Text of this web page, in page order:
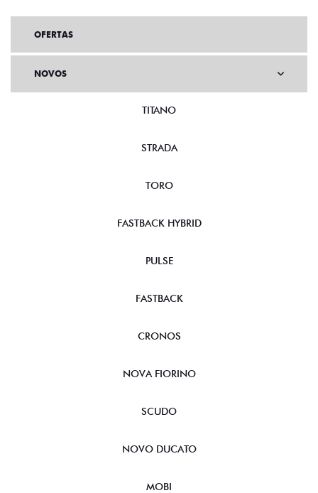
OFERTAS
NOVOS
TITANO
STRADA
TORO
FASTBACK HYBRID
PULSE
FASTBACK
CRONOS
NOVA FIORINO
SCUDO
NOVO DUCATO
MOBI